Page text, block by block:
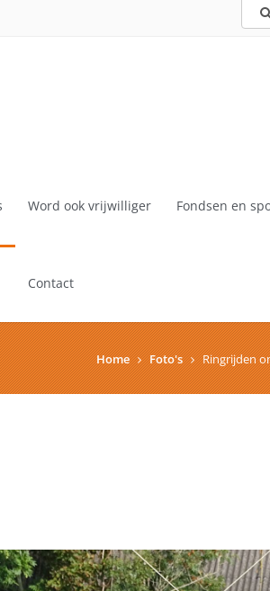
Word ook vrijwilliger Fondsen en
Contact
Home Foto's Ringrijden